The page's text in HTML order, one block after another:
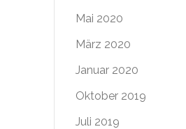
Mai 2020
März 2020
Januar 2020
Oktober 2019
Juli 2019